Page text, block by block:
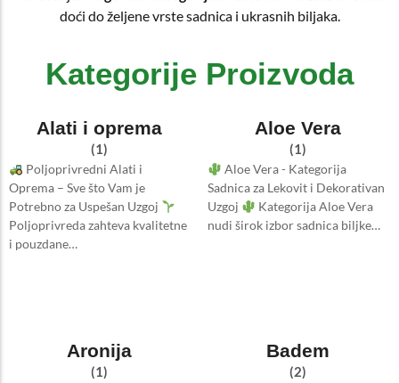
doći do željene vrste sadnica i ukrasnih biljaka.
Kategorije Proizvoda
Alati i oprema
(1)
Poljoprivredni Alati i
Oprema – Sve što Vam je
Potrebno za Uspešan Uzgoj
Poljoprivreda zahteva kvalitetne
i pouzdane…
Aloe Vera
(1)
Aloe Vera - Kategorija
Sadnica za Lekovit i Dekorativan
Uzgoj
Kategorija Aloe Vera
nudi širok izbor sadnica biljke…
Aronija
(1)
Badem
(2)